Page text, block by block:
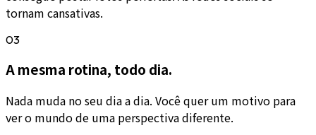
tornam cansativas.
03
A mesma rotina, todo dia.
Nada muda no seu dia a dia. Você quer um motivo para
ver o mundo de uma perspectiva diferente.